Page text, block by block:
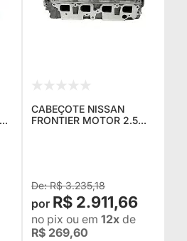
CABEÇOTE NISSAN
FRONTIER MOTOR 2.5
R$ 3.235,18
R$ 2.911,66
no pix ou em 12x de
R$ 269,60